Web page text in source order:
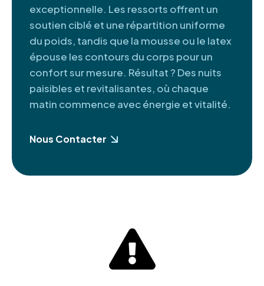
exceptionnelle. Les ressorts offrent un
soutien ciblé et une répartition uniforme
du poids, tandis que la mousse ou le latex
épouse les contours du corps pour un
confort sur mesure. Résultat ? Des nuits
paisibles et revitalisantes, où chaque
matin commence avec énergie et vitalité.
Nous Contacter
